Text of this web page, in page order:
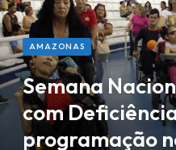
AMAZONAS
Semana
com
programação